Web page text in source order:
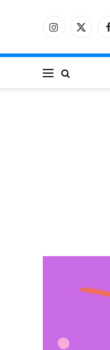
فيسبوكX
الانستغرام